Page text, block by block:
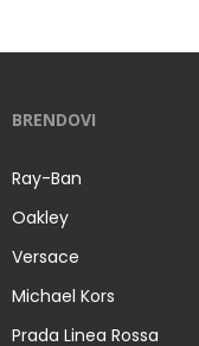
BRENDOVI
Ray-Ban
Oakley
Versace
Michael Kors
Prada Linea Rossa